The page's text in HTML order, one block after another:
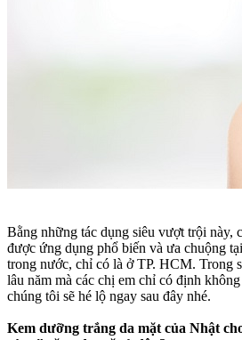
Bằng những tác dụng siêu vượt trội này,
được ứng dụng phổ biến và ưa chuộng
trong nước, chỉ có là ở TP. HCM. Trong
lâu năm mà các chị em chỉ có định
chúng tôi sẽ hé lộ ngay sau đây nhé.
Kem dưỡng trắng da mặt của Nhật